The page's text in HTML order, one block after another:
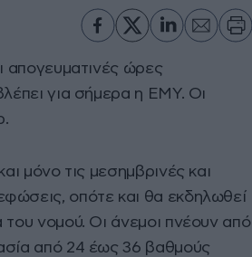
απογευματινές ώρες
για σήμερα η ΕΜΥ. Οι
μόνο τις μεσημβρινές και
οπότε και θα εκδηλωθεί
του νομού. Οι άνεμοι πνέουν από
από 24 έως 36 βαθμούς